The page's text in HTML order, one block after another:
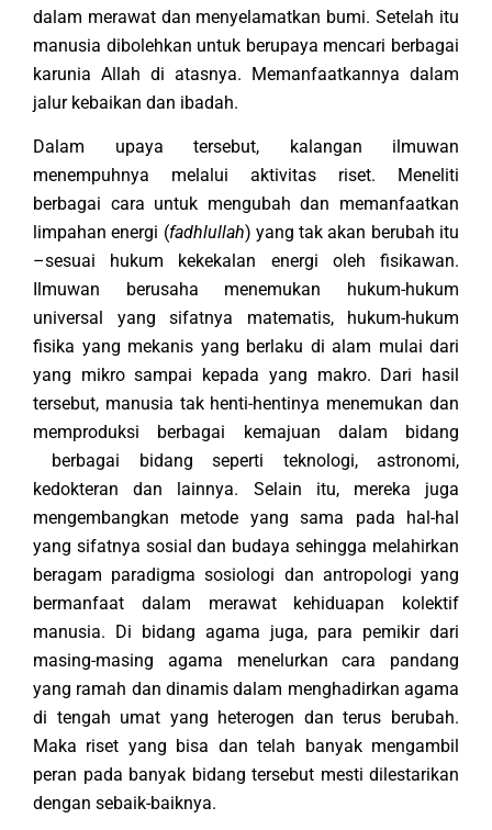
dalam merawat dan menyelamatkan bumi. Setelah itu
manusia dibolehkan untuk berupaya mencari berbagai
karunia Allah di atasnya. Memanfaatkannya dalam
jalur kebaikan dan ibadah.
Dalam upaya tersebut, kalangan ilmuwan
menempuhnya melalui aktivitas riset. Meneliti
berbagai cara untuk mengubah dan memanfaatkan
limpahan energi (fadhlullah) yang tak akan berubah itu
–sesuai hukum kekekalan energi oleh fisikawan.
Ilmuwan berusaha menemukan hukum-hukum
universal yang sifatnya matematis, hukum-hukum
fisika yang mekanis yang berlaku di alam mulai dari
yang mikro sampai kepada yang makro. Dari hasil
tersebut, manusia tak henti-hentinya menemukan dan
memproduksi berbagai kemajuan dalam bidang
berbagai bidang seperti teknologi, astronomi,
kedokteran dan lainnya. Selain itu, mereka juga
mengembangkan metode yang sama pada hal-hal
yang sifatnya sosial dan budaya sehingga melahirkan
beragam paradigma sosiologi dan antropologi yang
bermanfaat dalam merawat kehiduapan kolektif
manusia. Di bidang agama juga, para pemikir dari
masing-masing agama menelurkan cara pandang
yang ramah dan dinamis dalam menghadirkan agama
di tengah umat yang heterogen dan terus berubah.
Maka riset yang bisa dan telah banyak mengambil
peran pada banyak bidang tersebut mesti dilestarikan
dengan sebaik-baiknya.